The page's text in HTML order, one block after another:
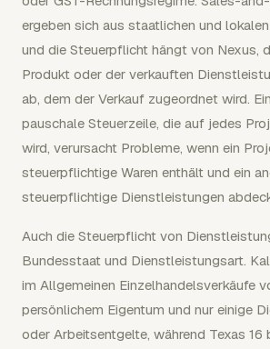
ergeben sich aus staatlichen und
und die Steuerpflicht hängt von Nexus,
Produkt oder der verkauften
ab, dem der Verkauf zugeordnet wird.
pauschale Steuerzeile, die auf jedes
wird, verursacht Probleme, wenn ein
steuerpflichtige Waren enthält und ein
steuerpflichtige Dienstleistungen
Auch die Steuerpflicht von
Bundesstaat und Dienstleistungsart.
im Allgemeinen Einzelhandelsverkäufe
persönlichem Eigentum und nur einige
oder Arbeitsentgelte, während Texas 16